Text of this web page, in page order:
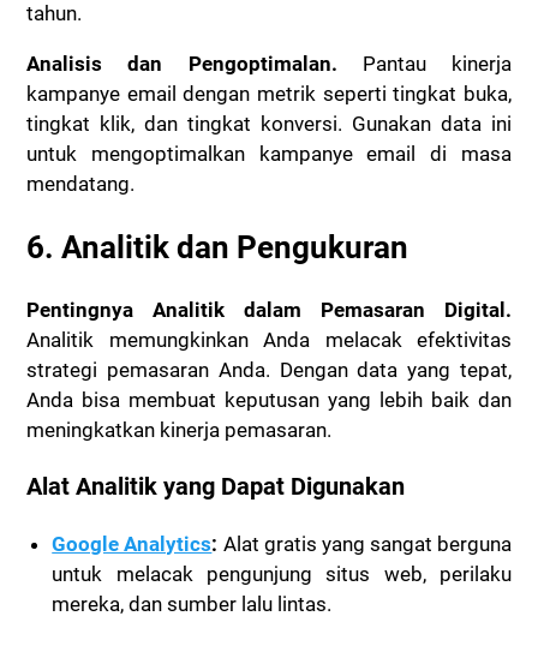
tahun.
Analisis dan Pengoptimalan. Pantau kinerja
kampanye email dengan metrik seperti tingkat buka,
tingkat klik, dan tingkat konversi. Gunakan data ini
untuk mengoptimalkan kampanye email di masa
mendatang.
6. Analitik dan Pengukuran
Pentingnya Analitik dalam Pemasaran Digital.
Analitik memungkinkan Anda melacak efektivitas
strategi pemasaran Anda. Dengan data yang tepat,
Anda bisa membuat keputusan yang lebih baik dan
meningkatkan kinerja pemasaran.
Alat Analitik yang Dapat Digunakan
Google Analytics: Alat gratis yang sangat berguna
untuk melacak pengunjung situs web, perilaku
mereka, dan sumber lalu lintas.